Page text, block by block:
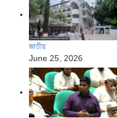
জাতীয়
June 25, 2026